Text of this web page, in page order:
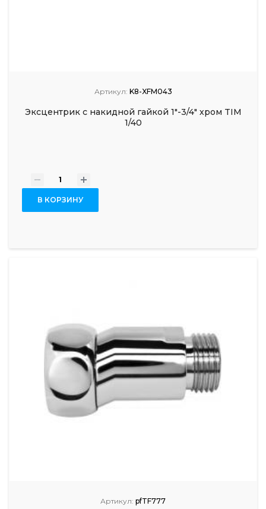
Артикул: K8-XFM043
Эксцентрик с накидной гайкой 1"-3/4" хром TIM
1/40
- +
В КОРЗИНУ
Артикул: pfTF777